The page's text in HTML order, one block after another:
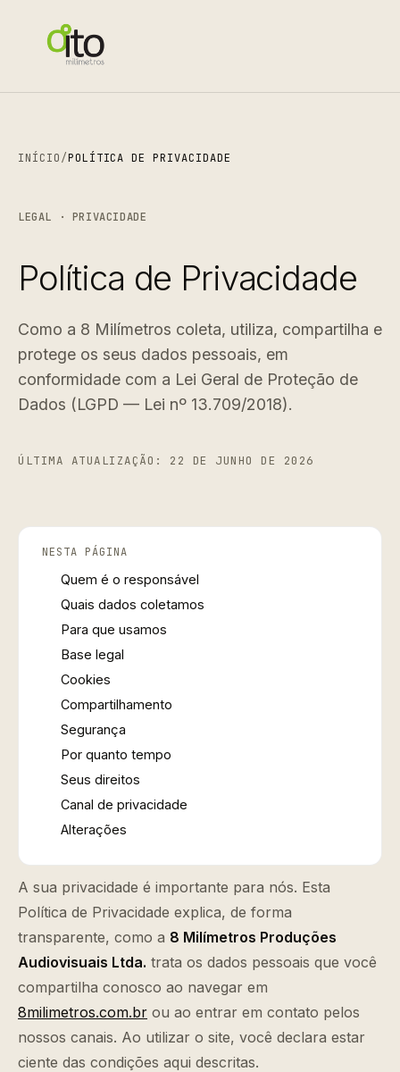
INÍCIO/POLÍTICA DE PRIVACIDADE
LEGAL · PRIVACIDADE
Política de Privacidade
Como a 8 Milímetros coleta, utiliza, compartilha e
protege os seus dados pessoais, em
conformidade com a Lei Geral de Proteção de
Dados (LGPD — Lei nº 13.709/2018).
ÚLTIMA ATUALIZAÇÃO: 22 DE JUNHO DE 2026
NESTA PÁGINA
Quem é o responsável
Quais dados coletamos
Para que usamos
Base legal
Cookies
Compartilhamento
Segurança
Por quanto tempo
Seus direitos
Canal de privacidade
Alterações
A sua privacidade é importante para nós. Esta
Política de Privacidade explica, de forma
transparente, como a 8 Milímetros Produções
Audiovisuais Ltda. trata os dados pessoais que você
compartilha conosco ao navegar em
8milimetros.com.br ou ao entrar em contato pelos
nossos canais. Ao utilizar o site, você declara estar
ciente das condições aqui descritas.